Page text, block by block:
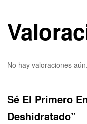
No hay valoraciones aún.
Sé El Primero
Deshidratado”